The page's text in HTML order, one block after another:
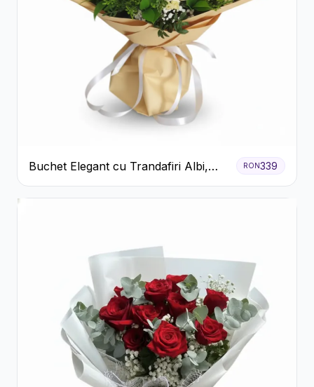
Buchet Elegant cu Trandafiri Albi,
Hortensie și Crizanteme Crem
RON339